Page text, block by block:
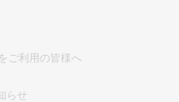
ご利用の皆様へ
らせ